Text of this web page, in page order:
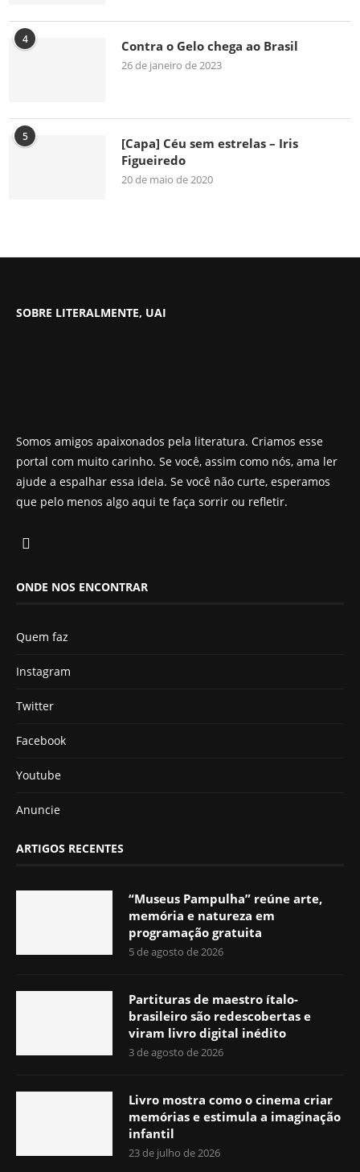
4 Contra o Gelo chega ao Brasil
26 de janeiro de 2023
5
[Capa] Céu sem estrelas – Iris
Figueiredo
20 de maio de 2020
SOBRE LITERALMENTE, UAI
Somos amigos apaixonados pela literatura. Criamos esse
portal com muito carinho. Se você, assim como nós, ama ler
ajude a espalhar essa ideia. Se você não curte, esperamos
que pelo menos algo aqui te faça sorrir ou refletir.
ONDE NOS ENCONTRAR
Quem faz
Instagram
Twitter
Facebook
Youtube
Anuncie
ARTIGOS RECENTES
“Museus Pampulha” reúne arte,
memória e natureza em
programação gratuita
5 de agosto de 2026
Partituras de maestro ítalo-
brasileiro são redescobertas e
viram livro digital inédito
3 de agosto de 2026
Livro mostra como o cinema criar
memórias e estimula a imaginação
infantil
23 de julho de 2026